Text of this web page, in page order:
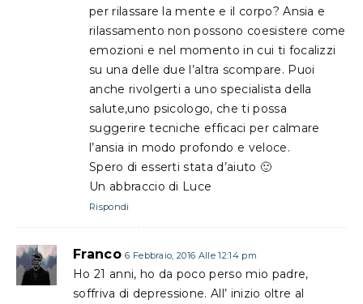
per rilassare la mente e il corpo? Ansia e
rilassamento non possono coesistere come
emozioni e nel momento in cui ti focalizzi
su una delle due l’altra scompare. Puoi
anche rivolgerti a uno specialista della
salute,uno psicologo, che ti possa
suggerire tecniche efficaci per calmare
l’ansia in modo profondo e veloce.
Spero di esserti stata d’aiuto 🙂
Un abbraccio di Luce
Rispondi
Franco 6 Febbraio, 2016 Alle 12:14 pm
Ho 21 anni, ho da poco perso mio padre,
soffriva di depressione. All’ inizio oltre al